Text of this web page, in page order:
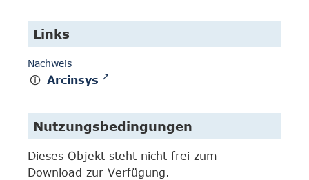
Links
Nachweis
Arcinsys
Nutzungsbedingungen
Dieses Objekt steht nicht frei zum
Download zur Verfügung.